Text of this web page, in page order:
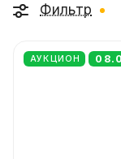
Фильтр
АУКЦИОН